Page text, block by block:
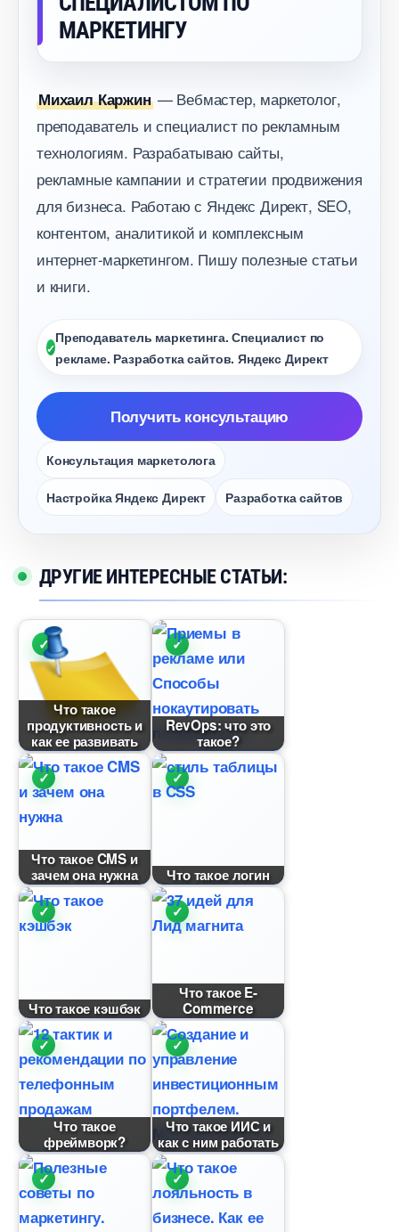
МАРКЕТИНГУ
Михаил Каржин— Вебмастер, маркетолог,
преподаватель и специалист по рекламным
технологиям. Разрабатываю сайты,
рекламные кампании и стратегии продвижения
для бизнеса. Работаю с Яндекс Директ, SEO,
контентом, аналитикой и комплексным
интернет-маркетингом. Пишу полезные статьи
и книги.
Преподаватель маркетинга. Специалист по
рекламе. Разработка сайтов. Яндекс Директ
Получить консультацию
Консультация маркетолога
Настройка Яндекс Директ Разработка сайто
ДРУГИЕ ИНТЕРЕСНЫЕ СТАТЬИ:
Что такое
продуктивность и
как ее развивать
RevOps: что это
такое?
Что такое CMS и
зачем она нужна
Что такое логин
Что такое кэшбэк
Что такое E-
Commerce
Что такое
фреймворк?
Что такое ИИС и
как с ним работать